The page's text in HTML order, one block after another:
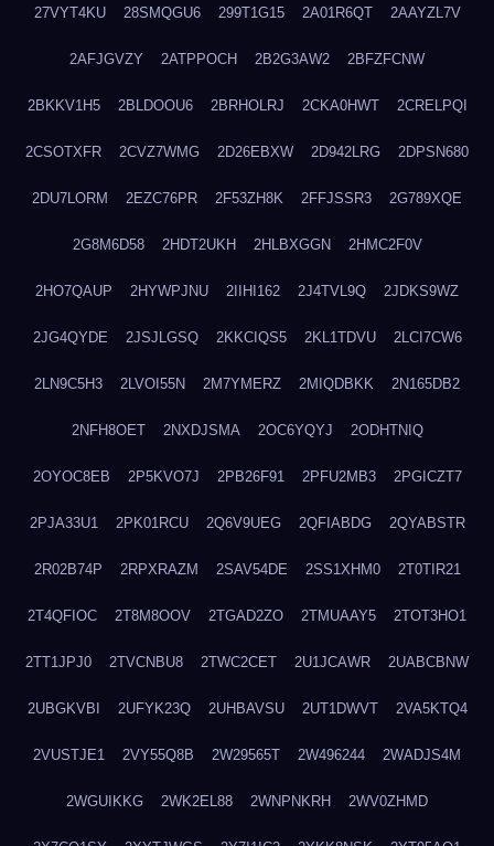
27VYT4KU 28SMQGU6 299T1G15 2A01R6QT 2AAYZL7V
2AFJGVZY 2ATPPOCH 2B2G3AW2 2BFZFCNW
2BKKV1H5 2BLDOOU6 2BRHOLRJ 2CKA0HWT 2CRELPQI
2CSOTXFR 2CVZ7WMG 2D26EBXW 2D942LRG 2DPSN680
2DU7LORM 2EZC76PR 2F53ZH8K 2FFJSSR3 2G789XQE
2G8M6D58 2HDT2UKH 2HLBXGGN 2HMC2F0V
2HO7QAUP 2HYWPJNU 2IIHI162 2J4TVL9Q 2JDKS9WZ
2JG4QYDE 2JSJLGSQ 2KKCIQS5 2KL1TDVU 2LCI7CW6
2LN9C5H3 2LVOI55N 2M7YMERZ 2MIQDBKK 2N165DB2
2NFH8OET 2NXDJSMA 2OC6YQYJ 2ODHTNIQ
2OYOC8EB 2P5KVO7J 2PB26F91 2PFU2MB3 2PGICZT7
2PJA33U1 2PK01RCU 2Q6V9UEG 2QFIABDG 2QYABSTR
2R02B74P 2RPXRAZM 2SAV54DE 2SS1XHM0 2T0TIR21
2T4QFIOC 2T8M8OOV 2TGAD2ZO 2TMUAAY5 2TOT3HO1
2TT1JPJ0 2TVCNBU8 2TWC2CET 2U1JCAWR 2UABCBNW
2UBGKVBI 2UFYK23Q 2UHBAVSU 2UT1DWVT 2VA5KTQ4
2VUSTJE1 2VY55Q8B 2W29565T 2W496244 2WADJS4M
2WGUIKKG 2WK2EL88 2WNPNKRH 2WV0ZHMD